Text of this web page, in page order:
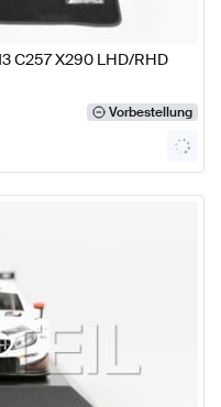
C257 X290 LHD/RHD
Vorbestellung